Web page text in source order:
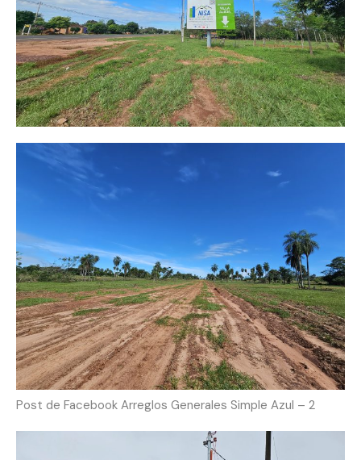
Post de Facebook Arreglos Generales Simple Azul – 2